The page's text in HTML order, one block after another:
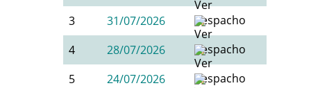
3
31/07/2026
4
28/07/2026
5
24/07/2026